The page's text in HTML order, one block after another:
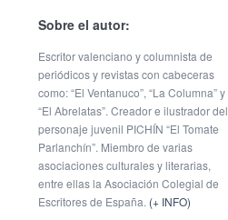
Sobre el autor:
Escritor valenciano y columnista de
periódicos y revistas con cabeceras
como: “El Ventanuco”, “La Columna” y
“El Abrelatas”. Creador e ilustrador del
personaje juvenil PICHÍN “El Tomate
Parlanchín”. Miembro de varias
asociaciones culturales y literarias,
entre ellas la Asociación Colegial de
Escritores de España. (+ INFO)